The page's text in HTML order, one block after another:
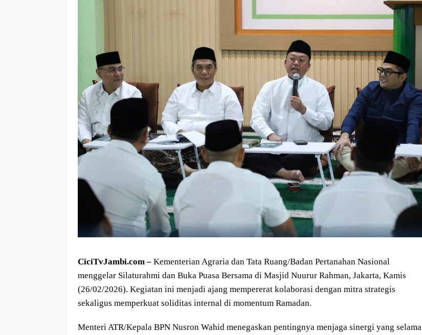
CiciTvJambi.com – Kementerian Agraria dan Tata Ruang/Badan Pertanahan Nasional
menggelar Silaturahmi dan Buka Puasa Bersama di Masjid Nuurur Rahman, Jakarta, Kamis
(26/02/2026). Kegiatan ini menjadi ajang mempererat kolaborasi dengan mitra strategis
sekaligus memperkuat soliditas internal di momentum Ramadan.
Menteri ATR/Kepala BPN Nusron Wahid menegaskan pentingnya menjaga sinergi yang selama